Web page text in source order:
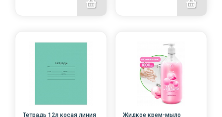
Тетрадь 12л косая линия
Жидкое крем-мыло